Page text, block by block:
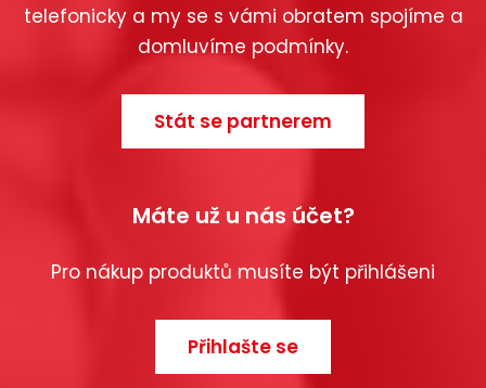
telefonicky a my se s vámi obratem spojíme a
domluvíme podmínky.
Stát se partnerem
Máte už u nás účet?
Pro nákup produktů musíte být přihlášeni
Přihlašte se